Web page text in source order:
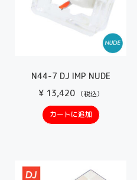
N44-7 DJ IMP NUDE
¥13,420 （税込）
カートに追加